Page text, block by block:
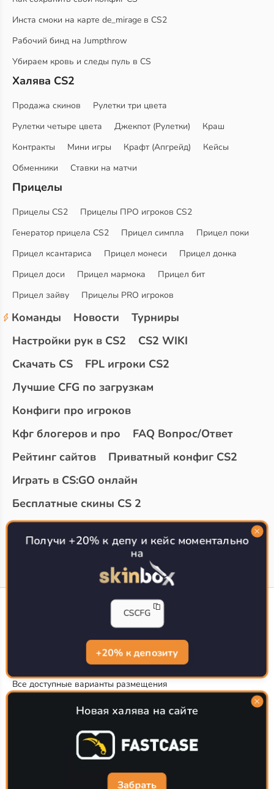
Инста смоки на карте de_mirage в CS2
Рабочий бинд на Jumpthrow
Убираем кровь и следы пуль в CS
Халява CS2
Продажа скинов
Рулетки три цвета
Рулетки четыре цвета
Джекпот (Рулетки)
Краш
Контракты
Мини игры Крафт (Апгрейд)
Кейсы
Обменники
Ставки на матчи
Прицелы
Прицелы CS2
Прицелы ПРО игроков CS2
Генератор прицела CS2
Прицел симпла
Прицел поки
Прицел ксантариса
Прицел монеси
Прицел донка
Прицел доси
Прицел мармока
Прицел бит
Прицел зайву
Прицелы PRO игроков
Команды Новости
Турниры
Настройки рук в CS2
CS2 WIKI
Скачать CS
FPL игроки CS2
Лучшие CFG по загрузкам
Конфиги про игроков
Кфг блогеров и про
FAQ Вопрос/Ответ
Рейтинг сайтов
Приватный конфиг CS2
Играть в CS:GO онлайн
Бесплатные скины CS 2
Топ сайтов с халявой КС 2
О проекте
CS-CONFIG.com © 2020-2026 г.
Политика конфиденциальности
РЕКЛАМА НА САЙТЕ
Все доступные варианты размещения
Согласие на обработку данных
О CS-CONFIG.COM
CFG pro CS 2 - именно это мы и размещаем на нашем
проекте, иными словами мы предоставляем пользователям
конфиги про игроков кс2. Также вы сможете
самостоятельно поделиться своими настройками с другими
Получи +20% к депу и кейс моментально
на
CSCFG
+20% к депозиту
Новая халява на сайте
Забрать